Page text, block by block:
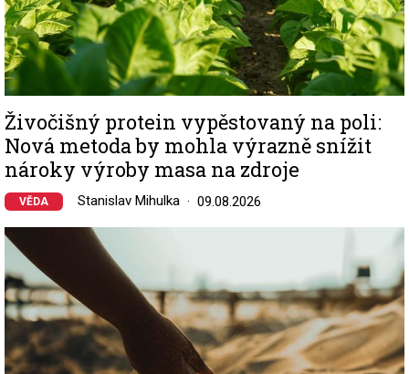
Živočišný protein vypěstovaný na poli:
Nová metoda by mohla výrazně snížit
nároky výroby masa na zdroje
VĚDA Stanislav Mihulka 09.08.2026
Image